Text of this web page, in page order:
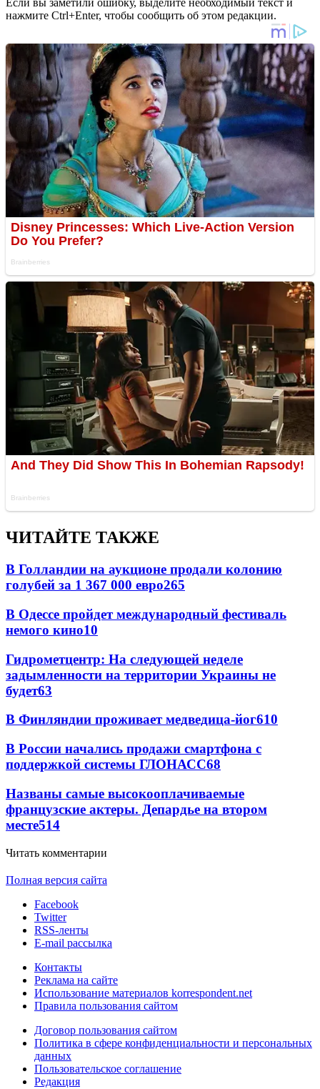
нажмите Ctrl+Enter, чтобы сообщить об этом редакции.
ЧИТАЙТЕ ТАКЖЕ
В Голландии на аукционе продали колонию
голубей за 1 367 000 евро265
В Одессе пройдет международный фестиваль
немого кино10
Гидрометцентр: На следующей неделе
задымленности на территории Украины не
будет63
В Финляндии проживает медведица-йог610
В России начались продажи смартфона с
поддержкой системы ГЛОНАСС68
Названы самые высокооплачиваемые
французские актеры. Депардье на втором
месте514
Читать комментарии
Полная версия сайта
Facebook
Twitter
RSS-ленты
E-mail рассылка
Контакты
Реклама на сайте
Использование материалов korrespondent.net
Правила пользования сайтом
Договор пользования сайтом
Политика в сфере конфиденциальности и персональных
данных
Пользовательское соглашение
Редакция